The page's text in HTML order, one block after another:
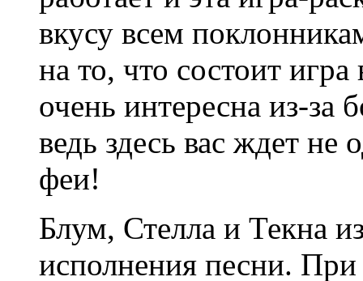
вкусу всем
на то, что состоит
очень интересна из-за
ведь здесь вас ждет
феи!
Блум, Стелла и Текна
исполнения песни.